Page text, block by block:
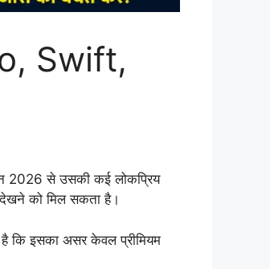
Swift,
2026 से उसकी कई लोकप्रिय
को मिल सकता है।
है कि इसका असर केवल प्रीमियम